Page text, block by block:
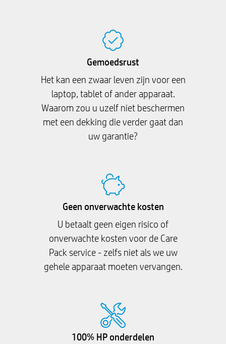
Gemoedsrust
Het kan een zwaar leven zijn voor een
laptop, tablet of ander apparaat.
Waarom zou u uzelf niet beschermen
met een dekking die verder gaat dan
uw garantie?
Geen onverwachte kosten
U betaalt geen eigen risico of
onverwachte kosten voor de Care
Pack service - zelfs niet als we uw
gehele apparaat moeten vervangen.
100% HP onderdelen